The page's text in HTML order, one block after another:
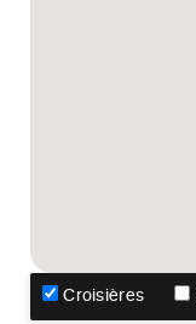
Croisières